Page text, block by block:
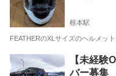
根本駅
FEATHERのXLサイズのヘルメッ
多治見市 根本駅
【未経験
バー募集